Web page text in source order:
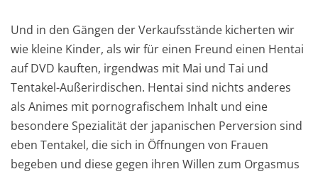
Und in den Gängen der Verkaufsstände kicherten wir
wie kleine Kinder, als wir für einen Freund einen Hentai
auf DVD kauften, irgendwas mit Mai und Tai und
Tentakel-Außerirdischen. Hentai sind nichts anderes
als Animes mit pornografischem Inhalt und eine
besondere Spezialität der japanischen Perversion sind
eben Tentakel, die sich in Öffnungen von Frauen
begeben und diese gegen ihren Willen zum Orgasmus